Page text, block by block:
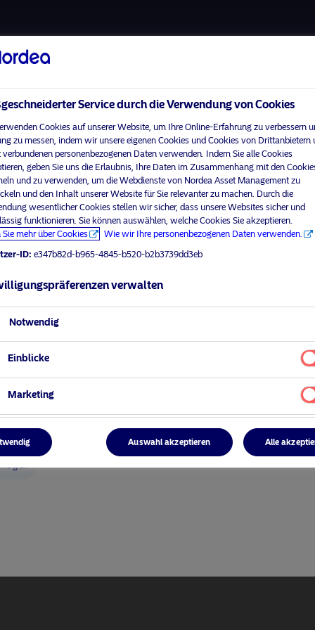
visit
Anlegerprofil aus
Home
Über uns
Fonds
Verantwortungsbewusste
Investments
News
Nutzungsbedingungen
Datenschutzerklärung
Cookie-Richtlinien
Zugänglichkeit
Sitemap
Service durch die Verwendung von Cookies
Cookies auf unserer Website, um Ihre Online-Erfahrung zu verbessern
zu messen, indem wir unsere eigenen Cookies und Cookies von Drittanbietern
personenbezogenen Daten verwenden. Indem Sie alle Cookies
geben Sie uns die Erlaubnis, Ihre Daten im Zusammenhang mit den
und zu verwenden, um die Webdienste von Nordea Asset Management zu
und den Inhalt unserer Website für Sie relevanter zu machen. Durch die
wesentlicher Cookies stellen wir sicher, dass unsere Websites sicher und
funktionieren. Sie können auswählen, welche Cookies Sie akzeptieren.
Sie mehr über Cookies
Wie wir Ihre personenbezogenen Daten verwenden.
ID: e347b82d-b965-4845-b520-b2b3739dd3eb
verwalten
Notwendig
Einblicke
Marketing
Auswahl akzeptieren Alle